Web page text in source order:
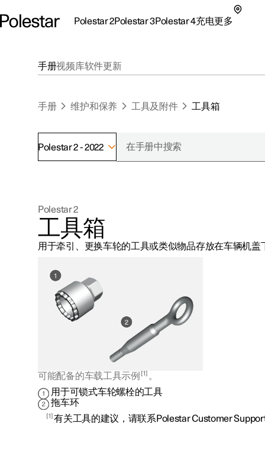
Polestar 2Polestar 3Polestar 4充电更多
联系我们
极星官方二手车
探索Polestar 3
联系我们
公共充电
家庭充电
车主服务
注册新闻
（在新窗
手册视频库软件更新
手册 维护和保养 工具及附件 工具箱
Polestar 2 - 2022
Polestar 2
工具箱
用于牵引、更换车轮的工具或类似物品存放在车辆机盖
可能配备的车载工具示例 1
。
用于可锁式车轮螺栓的工具
拖车环
1 有关工具的建议，请联系Polestar Customer